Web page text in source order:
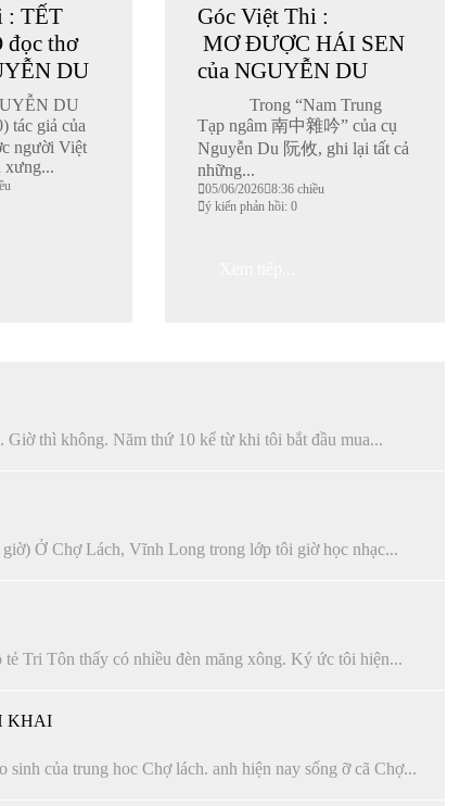
: TẾT
đọc thơ
DU
DU
tác giả của
người Việt
xưng...
Góc Việt Thi :
MƠ ĐƯỢC HÁI SEN
của NGUYỄN DU
Trong “Nam Trung
Tạp ngâm 南中雜吟” của cụ
Nguyễn Du 阮攸, ghi lại tất cả
những...
05/06/2026 8:36 chiều
ý kiến phản hồi: 0
thì không. Năm thứ 10 kể từ khi tôi bắt đầu mua...
Ở Chợ Lách, Vĩnh Long trong lớp tôi giờ học nhạc...
Tri Tôn thấy có nhiều đèn măng xông. Ký ức tôi hiện...
KHAI
của trung hoc Chợ lách. anh hiện nay sống ỡ cã Chợ...